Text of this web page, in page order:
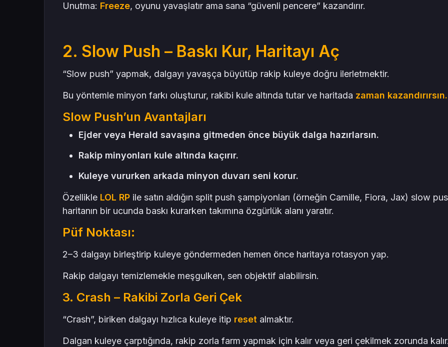
Unutma: Freeze, oyunu yavaşlatır ama sana “güvenli pencere” kazandırır.
2. Slow Push – Baskı Kur, Haritayı Aç
“Slow push” yapmak, dalgayı yavaşça büyütüp rakip kuleye doğru ilerletmektir.
Bu yöntemle minyon farkı oluşturur, rakibi kule altında tutar ve haritada zaman kazandırırsın.
Slow Push’un Avantajları
Ejder veya Herald savaşına gitmeden önce büyük dalga hazırlarsın.
Rakip minyonları kule altında kaçırır.
Kuleye vururken arkada minyon duvarı seni korur.
Özellikle LOL RPile satın aldığın split push şampiyonları (örneğin Camille, Fiora, Jax) slow
haritanın bir ucunda baskı kurarken takımına özgürlük alanı yaratır.
Püf Noktası:
2–3 dalgayı birleştirip kuleye göndermeden hemen önce haritaya rotasyon yap.
Rakip dalgayı temizlemekle meşgulken, sen objektif alabilirsin.
3. Crash – Rakibi Zorla Geri Çek
“Crash”, biriken dalgayı hızlıca kuleye itip reset almaktır.
Dalgan kuleye çarptığında, rakip zorla farm yapmak için kalır veya geri çekilmek zorunda